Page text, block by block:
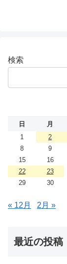
検索
日 月
1
2
8
9
15
16
22
23
29
30
« 12月 2月 »
最近の投稿